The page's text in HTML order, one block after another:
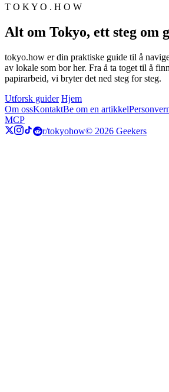
T O K Y O . H O W
Alt om Tokyo, ett steg om
tokyo.how er din praktiske guide til å
av lokale som bor her. Fra å ta toget til å
papirarbeid, vi bryter det ned steg for steg.
Utforsk guider Hjem
Om ossKontaktBe om en artikkel
MCP
r/tokyohow© 2026 Geekers